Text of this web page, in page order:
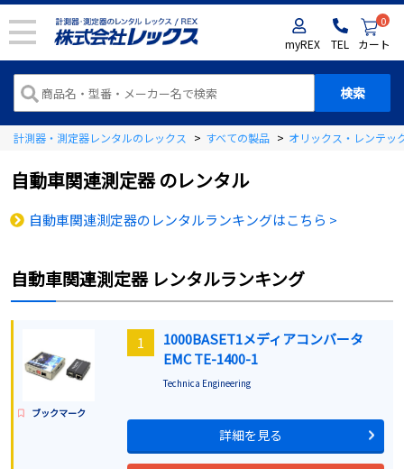
myREX TEL
0
カート
計測器・測定器レンタルのレックス > すべての製品 > オリックス・レンテッ
自動車関連測定器のレンタル
自動車関連測定器のレンタルランキングはこちら >
自動車関連測定器レンタルランキング
ブックマーク
1
1000BASET1メディアコンバータ
EMC TE-1400-1
Technica Engineering
詳細を見る